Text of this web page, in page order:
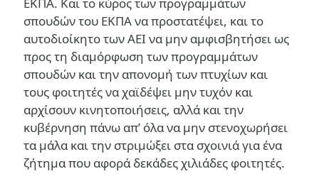
σπουδών του ΕΚΠΑ να προστατέψει, και το
αυτοδιοίκητο των ΑΕΙ να μην αμφισβητήσει ως
προς τη διαμόρφωση των προγραμμάτων
σπουδών και την απονομή των πτυχίων και
τους φοιτητές να χαϊδέψει μην τυχόν και
αρχίσουν κινητοποιήσεις, αλλά και την
κυβέρνηση πάνω απ’ όλα να μην στενοχωρήσει
τα μάλα και την στριμώξει στα σχοινιά για ένα
ζήτημα που αφορά δεκάδες χιλιάδες φοιτητές.